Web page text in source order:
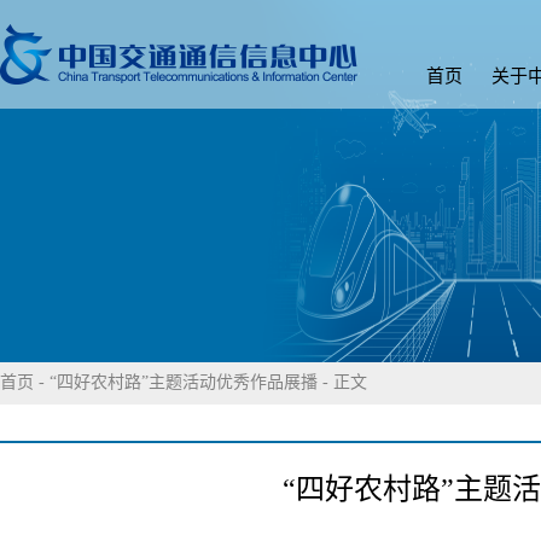
首页 关于
首页 - “四好农村路”主题活动优秀作品展播 - 正文
“四好农村路”主题